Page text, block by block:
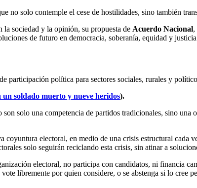
no solo contemple el cese de hostilidades, sino también
sociedad y la opinión, su propuesta de Acuerdo Nacional,
de futuro en democracia, soberanía, equidad y
participación política para sectores sociales, rurales y
soldado muerto y nueve heridos).
son solo una competencia de partidos tradicionales, sino
coyuntura electoral, en medio de una crisis estructural cada
solo seguirán reciclando esta crisis, sin atinar a
electoral, no participa con candidatos, ni financia
libremente por quien considere, o se abstenga si lo cree